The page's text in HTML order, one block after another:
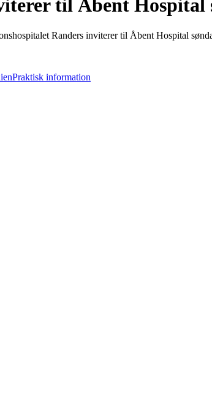
til Åbent Hospital
Randers inviterer til Åbent Hospital
Praktisk information